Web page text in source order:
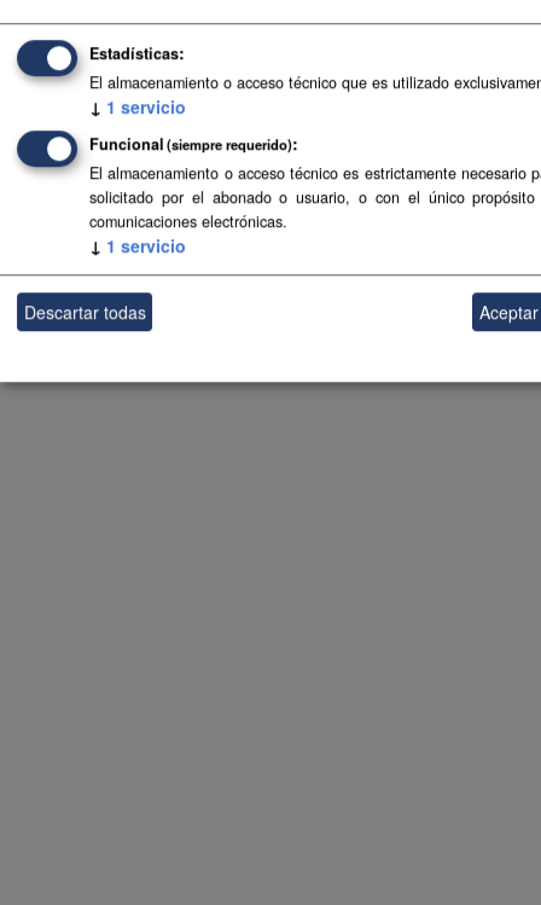
Estadísticas
El almacenamiento o acceso técnico que es utilizado
↓ 1 servicio
Funcional (siempre requerido)
El almacenamiento o acceso técnico es estrictamente
solicitado por el abonado o usuario, o con el único
comunicaciones electrónicas.
↓ 1 servicio
Descartar todas